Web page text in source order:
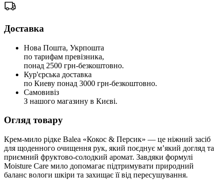
Доставка
Нова Пошта, Укрпошта
по тарифам превізника,
понад 2500 грн-безкоштовно.
Кур'єрська доставка
по Киеву понад 3000 грн-безкоштовно.
Самовивіз
З нашого магазину в Києві.
Огляд товару
Крем-мило рідке Balea «Кокос & Персик» — це ніжний засіб
для щоденного очищення рук, який поєднує м’який догляд та
приємний фруктово-солодкий аромат. Завдяки формулі
Moisture Care мило допомагає підтримувати природний
баланс вологи шкіри та захищає її від пересушування.